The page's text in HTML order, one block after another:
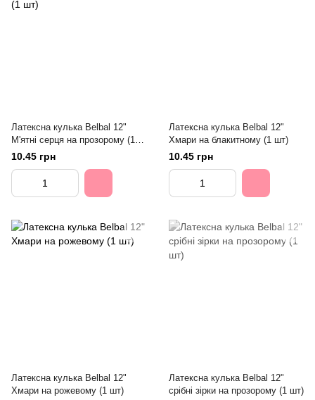
Латексна кулька Belbal 12"
М'ятні серця на прозорому (1
шт)
10.45 грн
Латексна кулька Belbal 12"
Хмари на блакитному (1 шт)
10.45 грн
Латексна кулька Belbal 12"
Хмари на рожевому (1 шт)
Латексна кулька Belbal 12"
срібні зірки на прозорому (1 шт)